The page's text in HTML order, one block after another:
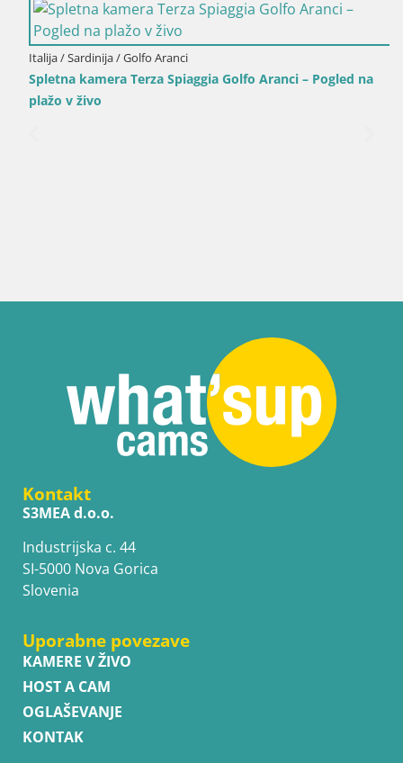
Italija / Sardinija / Golfo Aranci
Spletna kamera Terza Spiaggia Golfo Aranci – Pogled na
plažo v živo
Kontakt
S3MEA d.o.o.
Industrijska c. 44
SI-5000 Nova Gorica
Slovenia
Uporabne povezave
KAMERE V ŽIVO
HOST A CAM
OGLAŠEVANJE
KONTAK